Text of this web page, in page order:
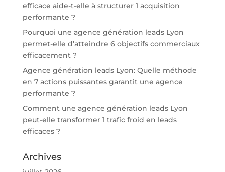
efficace aide-t-elle à structurer 1 acquisition
performante ?
Pourquoi une agence génération leads Lyon
permet-elle d’atteindre 6 objectifs commerciaux
efficacement ?
Agence génération leads Lyon: Quelle méthode
en 7 actions puissantes garantit une agence
performante ?
Comment une agence génération leads Lyon
peut-elle transformer 1 trafic froid en leads
efficaces ?
Archives